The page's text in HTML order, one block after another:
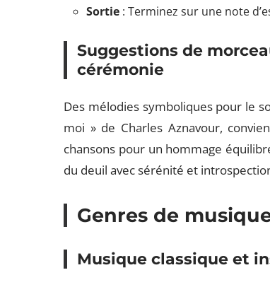
Sortie : Terminez sur une note
Suggestions de
cérémonie
Des mélodies symboliques pour le
moi » de Charles Aznavour,
chansons pour un hommage
du deuil avec sérénité et
Genres de
Musique classique et